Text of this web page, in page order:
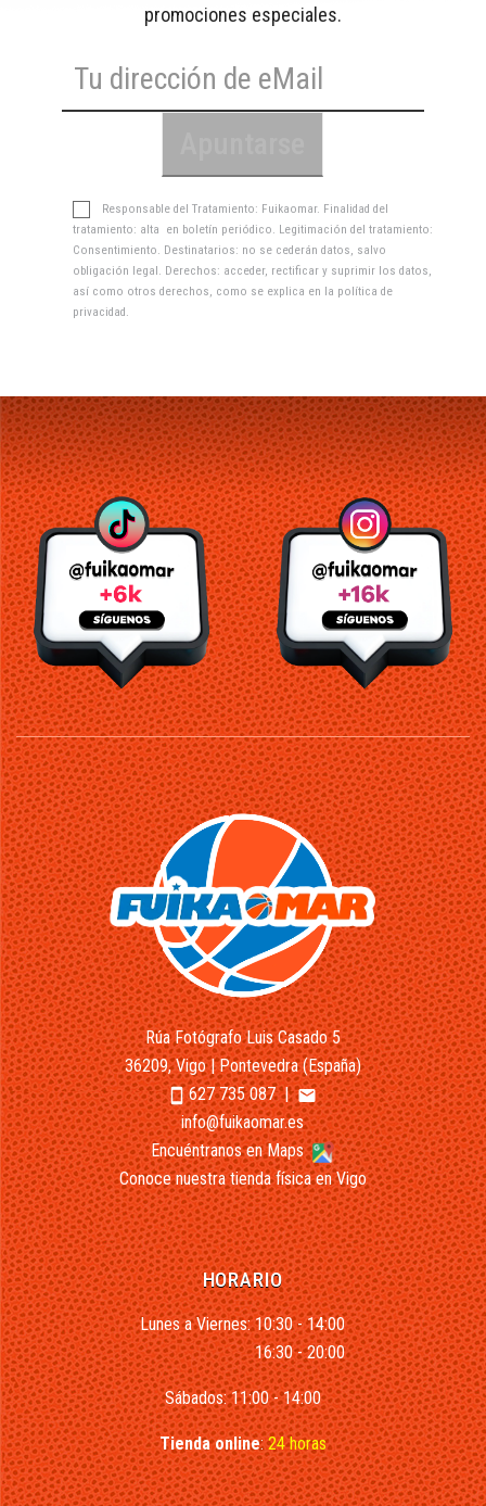
promociones especiales.
Responsable del Tratamiento: Fuikaomar. Finalidad del
tratamiento: alta en boletín periódico. Legitimación del tratamiento:
Consentimiento. Destinatarios: no se cederán datos, salvo
obligación legal. Derechos: acceder, rectificar y suprimir los datos,
así como otros derechos, como se explica en la política de
privacidad .
Rúa Fotógrafo Luis Casado 5
36209, Vigo | Pontevedra (España)
smartphone627 735 087|email
info@fuikaomar.es
Encuéntranos en Maps
Conoce nuestra tienda física en Vigo
HORARIO
Lunes a Viernes: 10:30 - 14:00
16:30 - 20:00
Sábados: 11:00 - 14:00
Tienda online:24 horas